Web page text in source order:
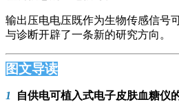
输出压电电压既作为生物传感信号
与诊断开辟了一条新的研究方向。
图文导读
1 自供电可植入式电子皮肤血糖仪